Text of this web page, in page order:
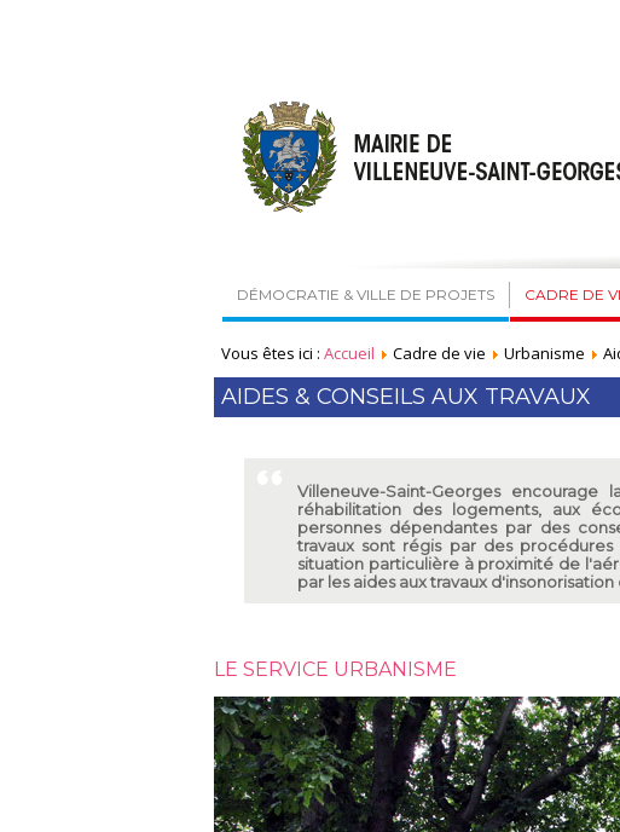
DÉMOCRATIE & VILLE DE PROJETS CADRE DE
Vous êtes ici : Accueil Cadre de vie Urbanisme
AIDES & CONSEILS AUX TRAVAUX
Villeneuve-Saint-Georges
réhabilitation des logements, aux
personnes dépendantes par des
travaux sont régis par des
situation particulière à proximité de
par les aides aux travaux
LE SERVICE URBANISME